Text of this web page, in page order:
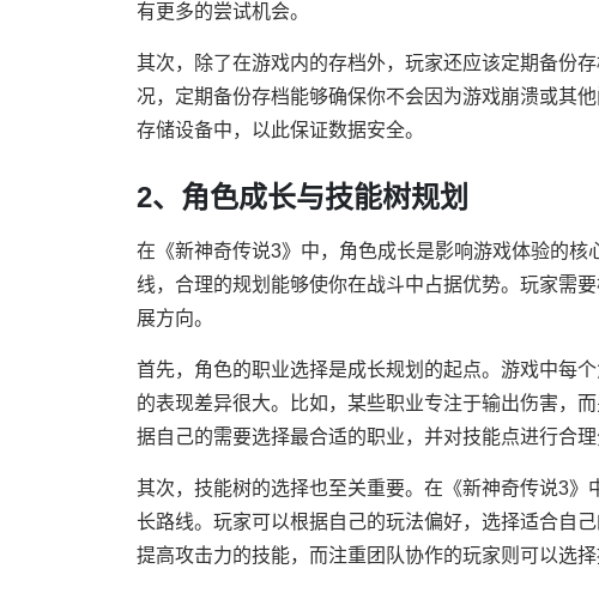
有更多的尝试机会。
其次，除了在游戏内的存档外，玩家还应该定期备份
况，定期备份存档能够确保你不会因为游戏崩溃或其
存储设备中，以此保证数据安全。
2、角色成长与技能树规划
在《新神奇传说3》中，角色成长是影响游戏体验的
线，合理的规划能够使你在战斗中占据优势。玩家需
展方向。
首先，角色的职业选择是成长规划的起点。游戏中每
的表现差异很大。比如，某些职业专注于输出伤害，
据自己的需要选择最合适的职业，并对技能点进行合理
其次，技能树的选择也至关重要。在《新神奇传说3
长路线。玩家可以根据自己的玩法偏好，选择适合自
提高攻击力的技能，而注重团队协作的玩家则可以选择